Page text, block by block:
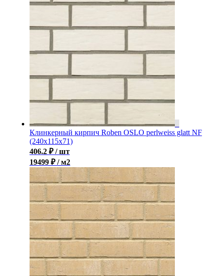
Клинкерный кирпич Roben OSLO perlweiss glatt NF
(240x115x71)
406.2 ₽ / шт
19499 ₽ / м2